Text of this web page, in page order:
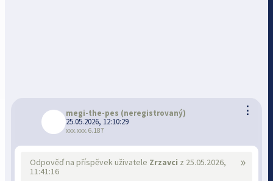
⋮
megi-the-pes (neregistrovaný)
25.05.2026, 12:10:29
xxx.xxx.6.187
»
Odpověď na příspěvek uživatele Zrzavci z 25.05.2026,
11:41:16